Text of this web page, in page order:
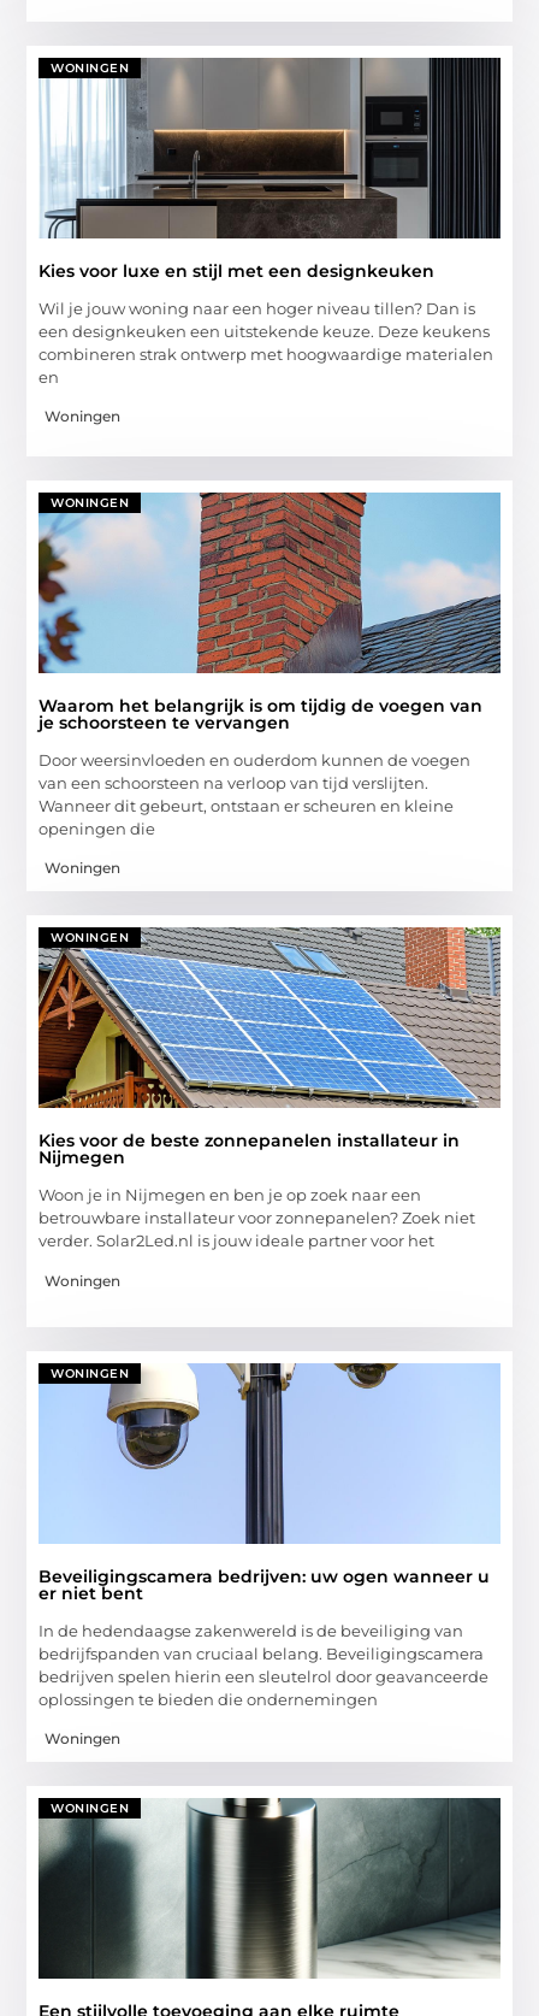
WONINGEN
Kies voor luxe en stijl met een designkeuken
Wil je jouw woning naar een hoger niveau tillen? Dan is
een designkeuken een uitstekende keuze. Deze keukens
combineren strak ontwerp met hoogwaardige materialen
en
Woningen
WONINGEN
Waarom het belangrijk is om tijdig de voegen van
je schoorsteen te vervangen
Door weersinvloeden en ouderdom kunnen de voegen
van een schoorsteen na verloop van tijd verslijten.
Wanneer dit gebeurt, ontstaan er scheuren en kleine
openingen die
Woningen
WONINGEN
Kies voor de beste zonnepanelen installateur in
Nijmegen
Woon je in Nijmegen en ben je op zoek naar een
betrouwbare installateur voor zonnepanelen? Zoek niet
verder. Solar2Led.nl is jouw ideale partner voor het
Woningen
WONINGEN
Beveiligingscamera bedrijven: uw ogen wanneer u
er niet bent
In de hedendaagse zakenwereld is de beveiliging van
bedrijfspanden van cruciaal belang. Beveiligingscamera
bedrijven spelen hierin een sleutelrol door geavanceerde
oplossingen te bieden die ondernemingen
Woningen
WONINGEN
Een stijlvolle toevoeging aan elke ruimte